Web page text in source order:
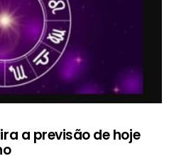
a previsão de hoje